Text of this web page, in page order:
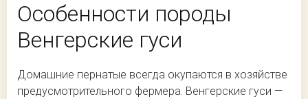
Особенности породы
Венгерские гуси
Домашние пернатые всегда окупаются в хозяйстве
предусмотрительного фермера. Венгерские гуси —